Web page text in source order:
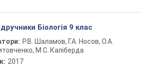
Біологія 9 клас
Р.В. Шаламов, Г.А. Носов, О.А.
М.С. Каліберда
2017